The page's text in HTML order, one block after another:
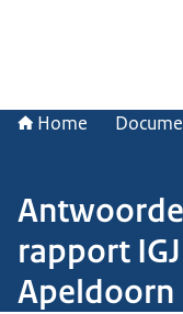
Home
rapport
Apeldoorn